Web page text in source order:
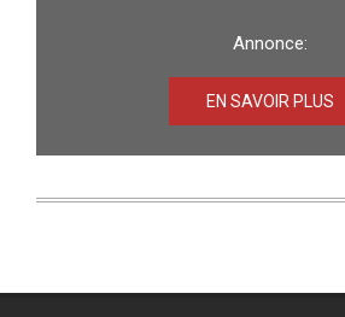
Annonce:
EN SAVOIR PLUS